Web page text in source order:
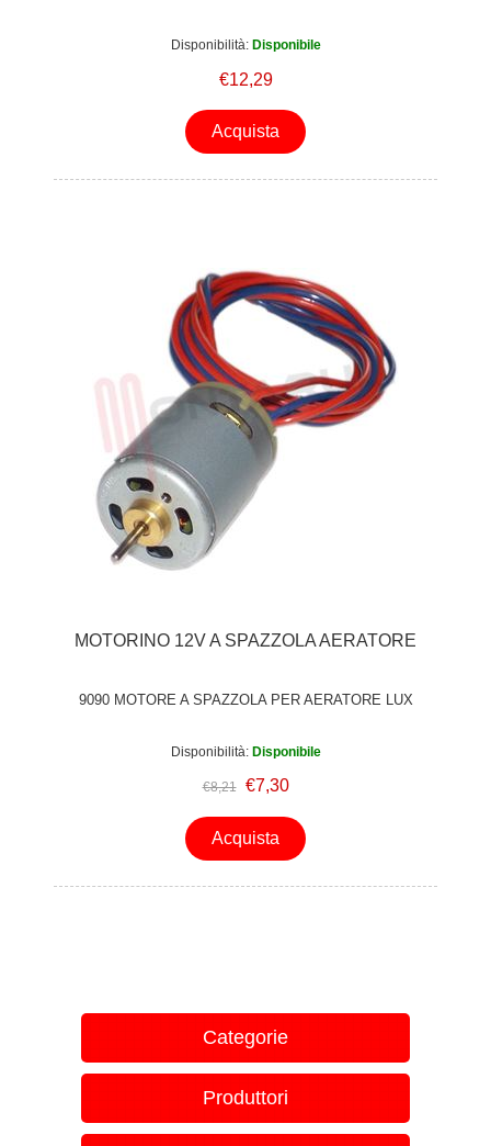
Disponibilità: Disponibile
€12,29
Acquista
MOTORINO 12V A SPAZZOLA AERATORE
9090 MOTORE A SPAZZOLA PER AERATORE LUX
Disponibilità: Disponibile
€8,21 €7,30
Acquista
Categorie
Produttori